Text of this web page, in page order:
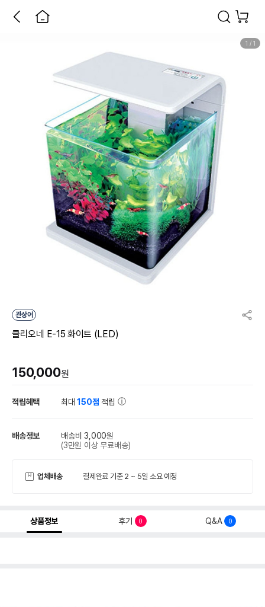
1 / 1
관상어
클리오네 E-15 화이트 (LED)
150,000원
적립혜택 최대150점 적립
배송정보
배송비 3,000원
(3만원 이상 무료배송)
업체배송 결제완료 기준 2 ~ 5일 소요 예정
상품정보 후기 0 Q&A 0